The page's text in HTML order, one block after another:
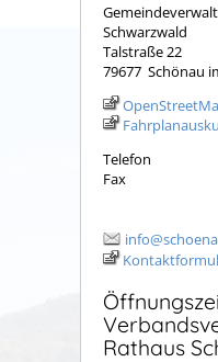
Schwarzwald
Talstraße 22
79677 Schönau
Telefon
Fax
Rathaus